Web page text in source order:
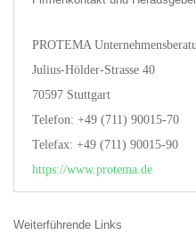
PROTEMA
Julius-Hölder-Strasse 40
70597 Stuttgart
Telefon: +49 (711) 90015-70
Telefax: +49 (711) 90015-90
https://www.protema.de
Weiterführende Links